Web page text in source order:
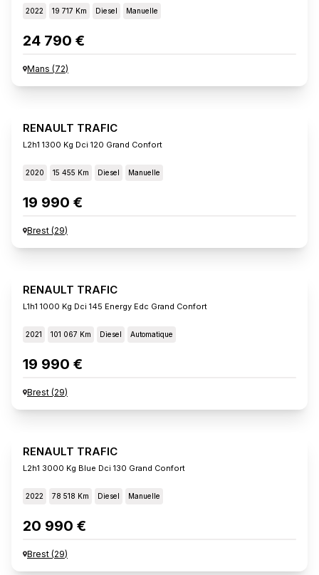
2022 19 717 Km Diesel Manuelle
24 790 €
Mans (72)
RENAULT TRAFIC
L2h1 1300 Kg Dci 120 Grand Confort
2020 15 455 Km Diesel Manuelle
19 990 €
Brest (29)
RENAULT TRAFIC
L1h1 1000 Kg Dci 145 Energy Edc Grand Confort
2021 101 067 Km Diesel Automatique
19 990 €
Brest (29)
RENAULT TRAFIC
L2h1 3000 Kg Blue Dci 130 Grand Confort
2022 78 518 Km Diesel Manuelle
20 990 €
Brest (29)